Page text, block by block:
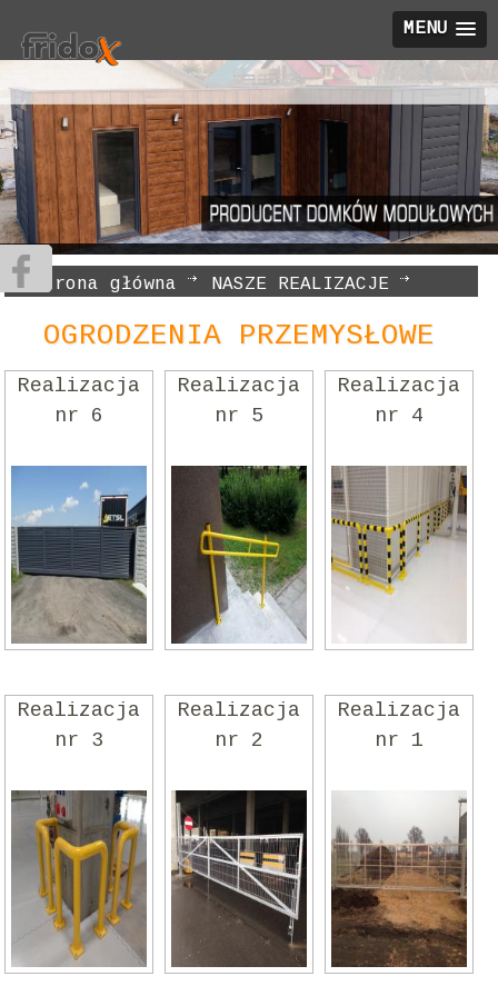
MENU
Strona główna
NASZE REALIZACJE
OGRODZENIA PRZEMYSŁOWE
OGRODZENIA PRZEMYSŁOWE
Realizacja
nr 6
Realizacja
nr 5
Realizacja
nr 4
Realizacja
nr 3
Realizacja
nr 2
Realizacja
nr 1